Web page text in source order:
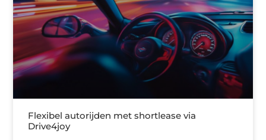
Flexibel autorijden met shortlease via
Drive4joy